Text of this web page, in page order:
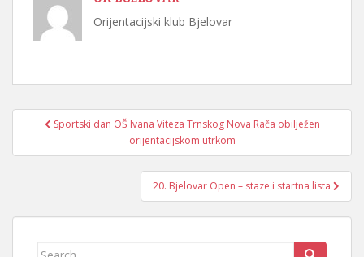
Orijentacijski klub Bjelovar
Navigacija
Sportski dan OŠ Ivana Viteza Trnskog Nova Rača obilježen
orijentacijskom utrkom
20. Bjelovar Open – staze i startna lista
Search